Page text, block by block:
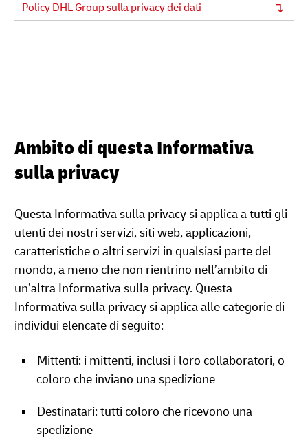
Policy DHL Group sulla privacy dei dati
Ambito di questa Informativa
sulla privacy
Questa Informativa sulla privacy si applica a tutti gli
utenti dei nostri servizi, siti web, applicazioni,
caratteristiche o altri servizi in qualsiasi parte del
mondo, a meno che non rientrino nell’ambito di
un’altra Informativa sulla privacy. Questa
Informativa sulla privacy si applica alle categorie di
individui elencate di seguito:
Mittenti: i mittenti, inclusi i loro collaboratori, o
coloro che inviano una spedizione
Destinatari: tutti coloro che ricevono una
spedizione